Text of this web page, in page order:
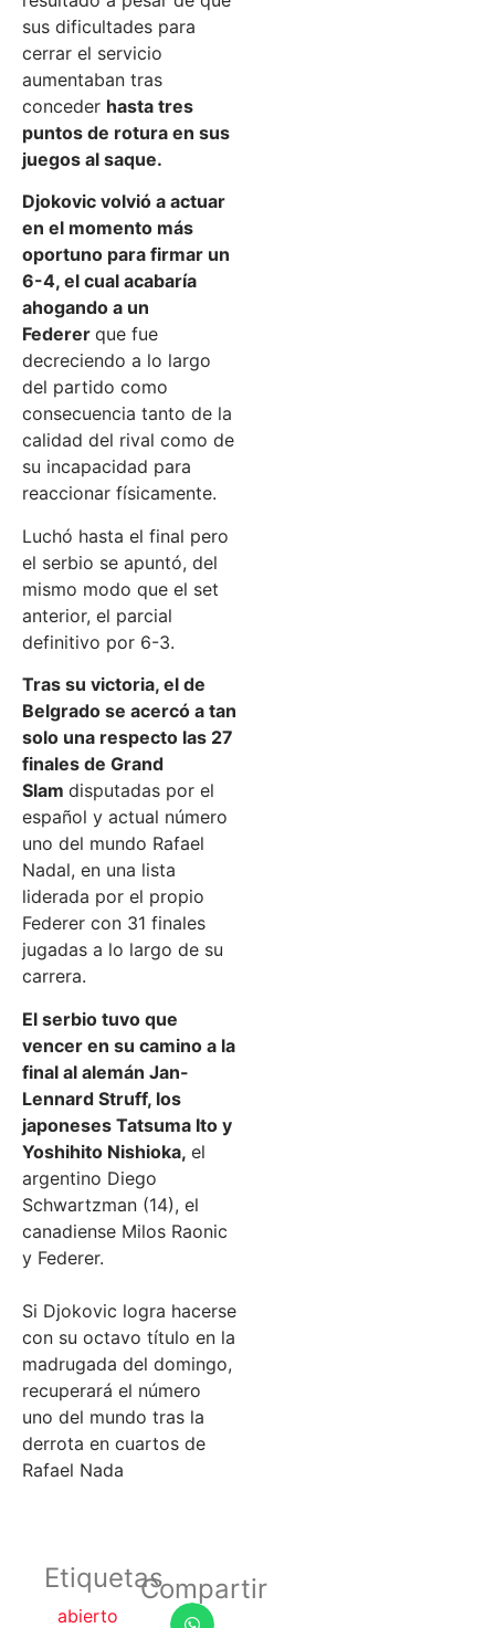
sus dificultades para
cerrar el servicio
aumentaban tras
conceder hasta tres
puntos de rotura en sus
juegos al saque.
Djokovic volvió a actuar
en el momento más
oportuno para firmar un
6-4, el cual acabaría
ahogando a un
Federer que fue
decreciendo a lo largo
del partido como
consecuencia tanto de la
calidad del rival como de
su incapacidad para
reaccionar físicamente.
Luchó hasta el final pero
el serbio se apuntó, del
mismo modo que el set
anterior, el parcial
definitivo por 6-3.
Tras su victoria, el de
Belgrado se acercó a tan
solo una respecto las 27
finales de Grand
Slam disputadas por el
español y actual número
uno del mundo Rafael
Nadal, en una lista
liderada por el propio
Federer con 31 finales
jugadas a lo largo de su
carrera.
El serbio tuvo que
vencer en su camino a la
final al alemán Jan-
Lennard Struff, los
japoneses Tatsuma Ito y
Yoshihito Nishioka, el
argentino Diego
Schwartzman (14), el
canadiense Milos Raonic
y Federer.
Si Djokovic logra hacerse
con su octavo título en la
madrugada del domingo,
recuperará el número
uno del mundo tras la
derrota en cuartos de
Rafael Nada
Etiquetas
abierto
Compartir